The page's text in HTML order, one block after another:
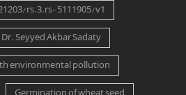
rs.3.rs-5111905/v1
Dr. Seyyed Akbar Sadaty
environmental pollution